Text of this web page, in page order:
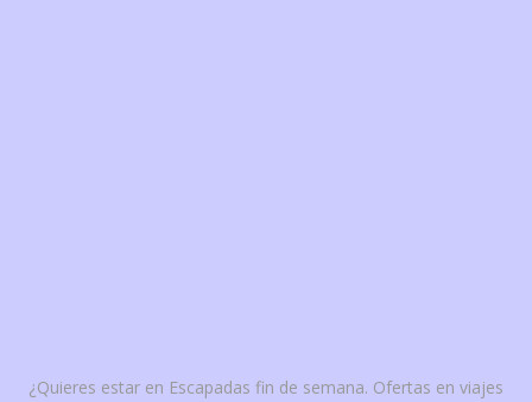
¿Quieres estar en Escapadas fin de semana. Ofertas en viajes